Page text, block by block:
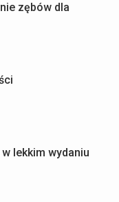
zębów dla
lekkim wydaniu